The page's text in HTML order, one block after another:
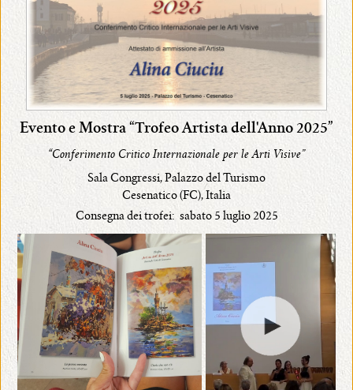
Evento e Mostra “Trofeo Artista dell'Anno 2025”
“Conferimento Critico Internazionale per le Arti Visive”
Sala Congressi, Palazzo del Turismo
Cesenatico (FC), Italia
Consegna dei trofei: sabato 5 luglio 2025